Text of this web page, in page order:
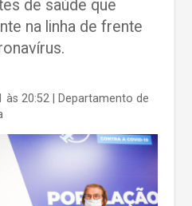
de saúde que
na linha de frente
às 20:52
| Departamento de